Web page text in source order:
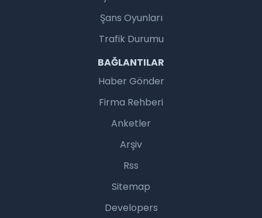
Şans Oyunları
Trafik Durumu
BAĞLANTILAR
Haber Gönder
Firma Rehberi
Anketler
Arşiv
Rss
Sitemap
Developers